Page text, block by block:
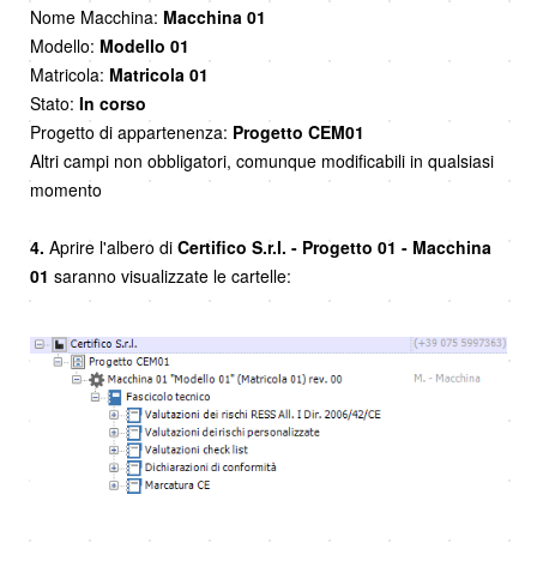
Nome Macchina: Macchina 01
Modello: Modello 01
Matricola: Matricola 01
Stato: In corso
Progetto di appartenenza: Progetto CEM01
Altri campi non obbligatori, comunque modificabili in qualsiasi
momento
4. Aprire l'albero di Certifico S.r.l. - Progetto 01 - Macchina
01 saranno visualizzate le cartelle: